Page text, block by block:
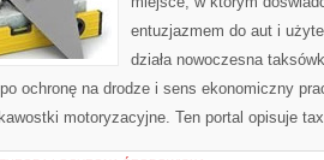
entuzjazmem do aut i
działa nowoczesna
ochronę na drodze i sens ekonomiczny
motoryzacyjne. Ten portal opisuje